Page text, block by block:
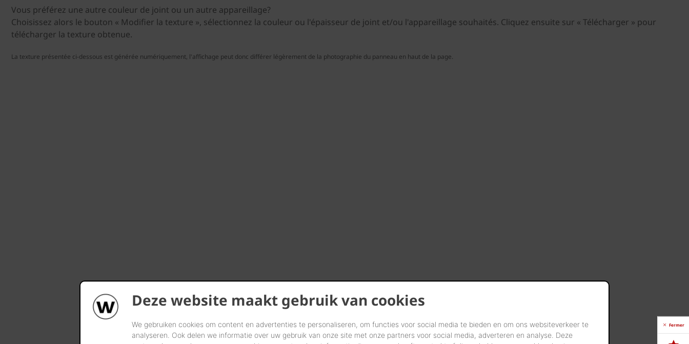
Deze website maakt gebruik van cookies
We gebruiken cookies om content en advertenties te personaliseren, om functies voor social media te bieden en om ons websiteverkeer te
analyseren. Ook delen we informatie over uw gebruik van onze site met onze partners voor social media, adverteren en analyse. Deze
Vous préférez une autre couleur de joint ou un autre appareillage?
Choisissez alors le bouton « Modifier la texture », sélectionnez la couleur ou l'épaisseur de joint et/ou l'appareillage souhaités. Cliquez ensuite sur « Télécharger » pour
télécharger la texture obtenue.
La texture présentée ci-dessous est générée numériquement, l'affichage peut donc différer légèrement de la photographie du panneau en haut de la page.
Fermer